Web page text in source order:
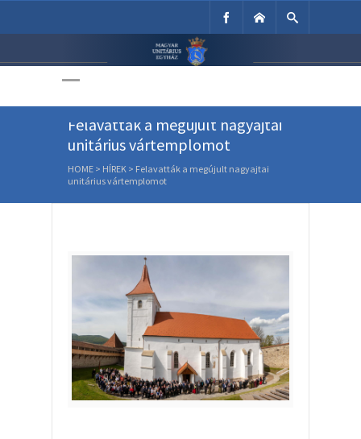
Unitárius Egyház
Felavatták a megújult nagyajtai
unitárius vártemplomot
HOME > HÍREK > Felavatták a megújult nagyajtai
unitárius vártemplomot